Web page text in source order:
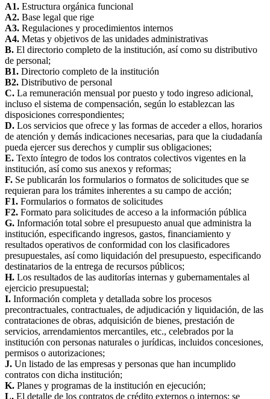
A1. Estructura orgánica funcional
A2. Base legal que rige
A3. Regulaciones y procedimientos internos
A4. Metas y objetivos de las unidades administrativas
B. El directorio completo de la institución, así como su distributivo
de personal;
B1. Directorio completo de la institución
B2. Distributivo de personal
C. La remuneración mensual por puesto y todo ingreso adicional,
incluso el sistema de compensación, según lo establezcan las
disposiciones correspondientes;
D. Los servicios que ofrece y las formas de acceder a ellos, horarios
de atención y demás indicaciones necesarias, para que la ciudadanía
pueda ejercer sus derechos y cumplir sus obligaciones;
E. Texto íntegro de todos los contratos colectivos vigentes en la
institución, así como sus anexos y reformas;
F. Se publicarán los formularios o formatos de solicitudes que se
requieran para los trámites inherentes a su campo de acción;
F1. Formularios o formatos de solicitudes
F2. Formato para solicitudes de acceso a la información pública
G. Información total sobre el presupuesto anual que administra la
institución, especificando ingresos, gastos, financiamiento y
resultados operativos de conformidad con los clasificadores
presupuestales, así como liquidación del presupuesto, especificando
destinatarios de la entrega de recursos públicos;
H. Los resultados de las auditorías internas y gubernamentales al
ejercicio presupuestal;
I. Información completa y detallada sobre los procesos
precontractuales, contractuales, de adjudicación y liquidación, de las
contrataciones de obras, adquisición de bienes, prestación de
servicios, arrendamientos mercantiles, etc., celebrados por la
institución con personas naturales o jurídicas, incluidos concesiones,
permisos o autorizaciones;
J. Un listado de las empresas y personas que han incumplido
contratos con dicha institución;
K. Planes y programas de la institución en ejecución;
L. El detalle de los contratos de crédito externos o internos; se